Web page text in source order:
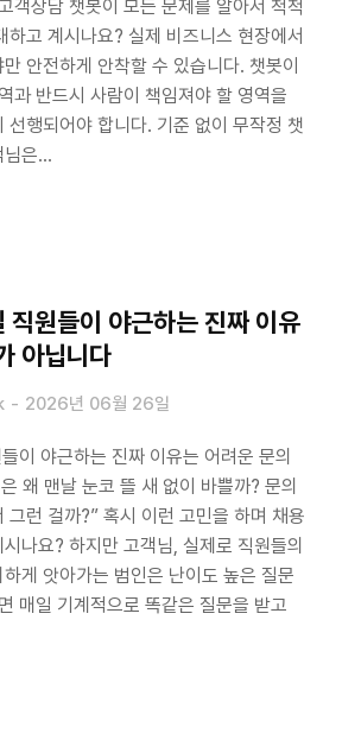
객상담 챗봇이 모든 문제를 알아서 척척
하고 계시나요? 실제 비즈니스 현장에서
안전하게 안착할 수 있습니다. 챗봇이
과 반드시 사람이 책임져야 할 영역을
선행되어야 합니다. 기준 없이 무작정 챗
님은…
직원들이 야근하는 진짜 이유
아닙니다
2026년 06월 26일
이 야근하는 진짜 이유는 어려운 문의
왜 맨날 눈코 뜰 새 없이 바쁠까? 문의
그런 걸까?” 혹시 이런 고민을 하며 채용
나요? 하지만 고객님, 실제로 직원들의
게 앗아가는 범인은 난이도 높은 질문
매일 기계적으로 똑같은 질문을 받고